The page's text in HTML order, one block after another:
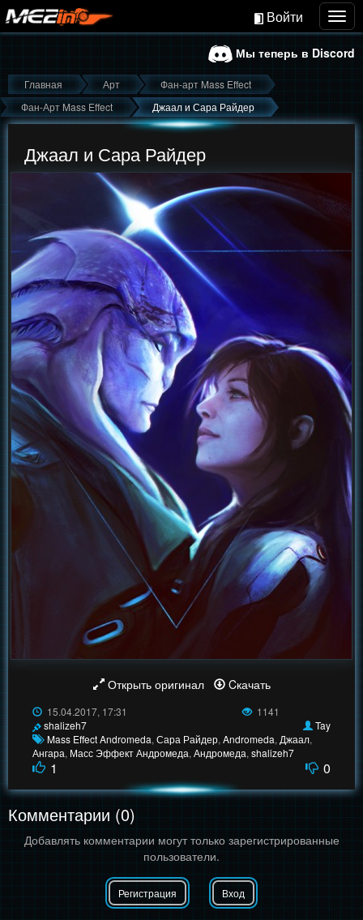
Войти
Мы теперь в Discord
Главная Арт
Фан-арт Mass Effect
Фан-Арт Mass Effect
Джаал и Сара Райдер
Джаал и Сара Райдер
Открыть оригинал Cкачать
15.04.2017, 17:31
1141
shalizeh7
Tay
Mass Effect Andromeda, Сара Райдер, Andromeda, Джаал,
Ангара, Масс Эффект Андромеда, Андромеда, shalizeh7
1 0
Комментарии (0)
Добавлять комментарии могут только зарегистрированные
пользователи.
Регистрация Вход